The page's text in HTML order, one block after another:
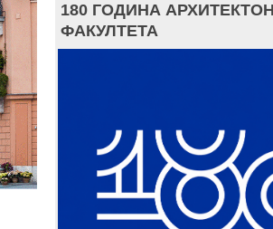
180 ГОДИНА
ФАКУЛТЕТА